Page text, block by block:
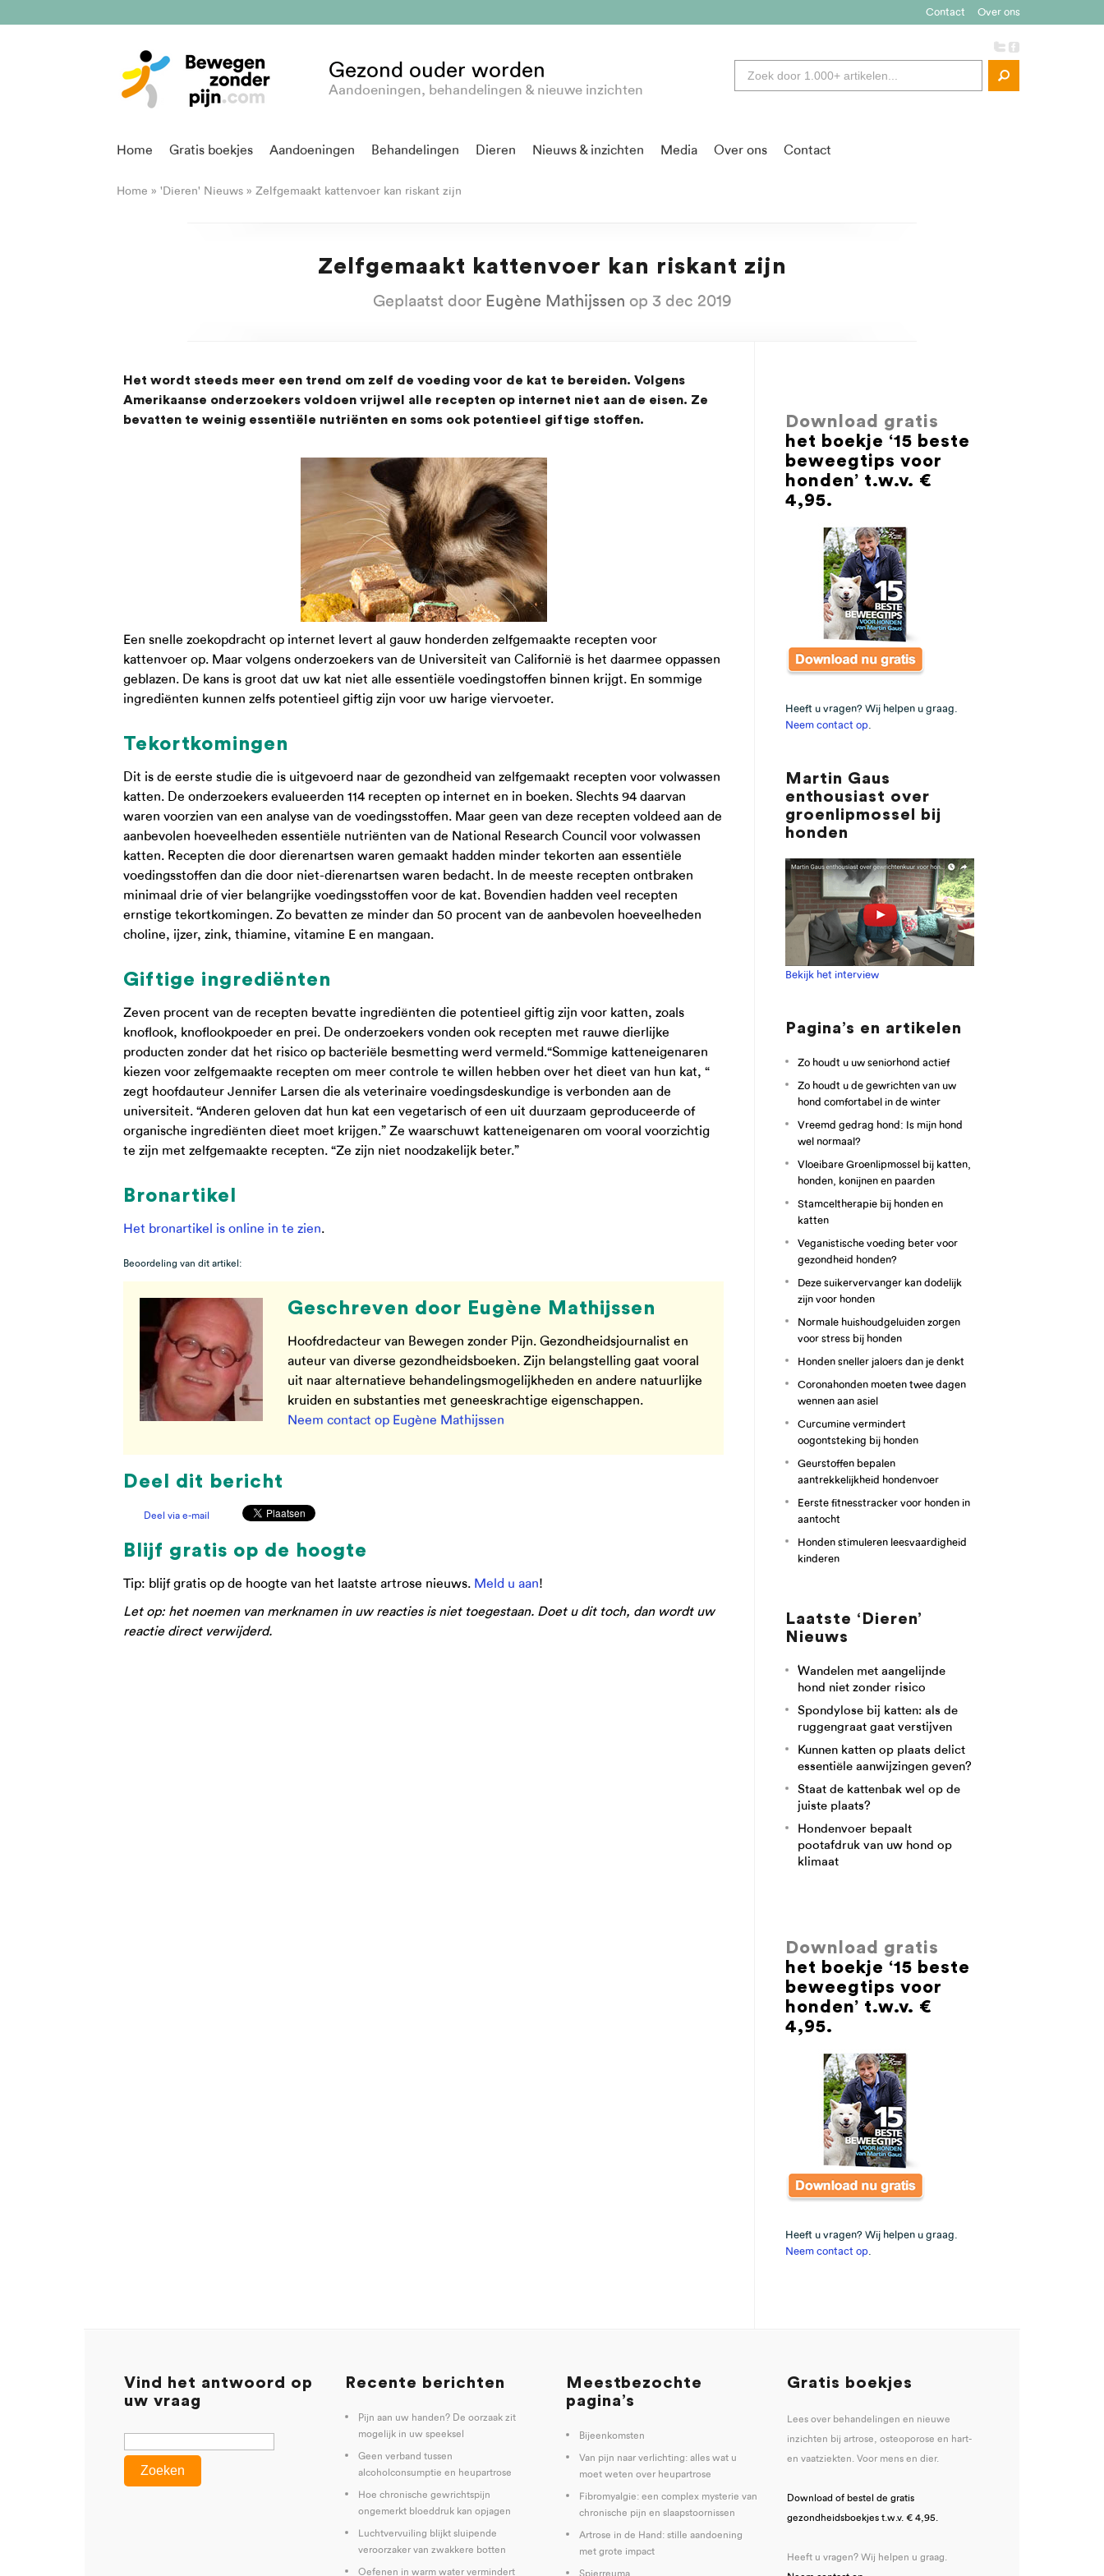
Over ons
Contact
Gezond ouder worden
Aandoeningen, behandelingen & nieuwe inzichten
Home Gratis boekjes Aandoeningen Behandelingen Dieren Nieuws & inzichten Media Over ons Contact
Home » 'Dieren' Nieuws » Zelfgemaakt kattenvoer kan riskant zijn
Zelfgemaakt kattenvoer kan riskant zijn
Geplaatst door Eugène Mathijssen op 3 dec 2019
Het wordt steeds meer een trend om zelf de voeding voor de kat te bereiden. Volgens
Amerikaanse onderzoekers voldoen vrijwel alle recepten op internet niet aan de eisen. Ze
bevatten te weinig essentiële nutriënten en soms ook potentieel giftige stoffen.
Een snelle zoekopdracht op internet levert al gauw honderden zelfgemaakte recepten voor
kattenvoer op. Maar volgens onderzoekers van de Universiteit van Californië is het daarmee oppassen
geblazen. De kans is groot dat uw kat niet alle essentiële voedingstoffen binnen krijgt. En sommige
ingrediënten kunnen zelfs potentieel giftig zijn voor uw harige viervoeter.
Tekortkomingen
Dit is de eerste studie die is uitgevoerd naar de gezondheid van zelfgemaakt recepten voor volwassen
katten. De onderzoekers evalueerden 114 recepten op internet en in boeken. Slechts 94 daarvan
waren voorzien van een analyse van de voedingsstoffen. Maar geen van deze recepten voldeed aan de
aanbevolen hoeveelheden essentiële nutriënten van de National Research Council voor volwassen
katten. Recepten die door dierenartsen waren gemaakt hadden minder tekorten aan essentiële
voedingsstoffen dan die door niet-dierenartsen waren bedacht. In de meeste recepten ontbraken
minimaal drie of vier belangrijke voedingsstoffen voor de kat. Bovendien hadden veel recepten
ernstige tekortkomingen. Zo bevatten ze minder dan 50 procent van de aanbevolen hoeveelheden
choline, ijzer, zink, thiamine, vitamine E en mangaan.
Giftige ingrediënten
Zeven procent van de recepten bevatte ingrediënten die potentieel giftig zijn voor katten, zoals
knoflook, knoflookpoeder en prei. De onderzoekers vonden ook recepten met rauwe dierlijke
producten zonder dat het risico op bacteriële besmetting werd vermeld.“Sommige katteneigenaren
kiezen voor zelfgemaakte recepten om meer controle te willen hebben over het dieet van hun kat, “
zegt hoofdauteur Jennifer Larsen die als veterinaire voedingsdeskundige is verbonden aan de
universiteit. “Anderen geloven dat hun kat een vegetarisch of een uit duurzaam geproduceerde of
organische ingrediënten dieet moet krijgen.” Ze waarschuwt katteneigenaren om vooral voorzichtig
te zijn met zelfgemaakte recepten. “Ze zijn niet noodzakelijk beter.”
Bronartikel
Het bronartikel is online in te zien.
Beoordeling van dit artikel:
Geschreven door Eugène Mathijssen
Hoofdredacteur van Bewegen zonder Pijn. Gezondheidsjournalist en
auteur van diverse gezondheidsboeken. Zijn belangstelling gaat vooral
uit naar alternatieve behandelingsmogelijkheden en andere natuurlijke
kruiden en substanties met geneeskrachtige eigenschappen.
Neem contact op Eugène Mathijssen
Deel dit bericht
Deel via e-mail
Blijf gratis op de hoogte
Tip: blijf gratis op de hoogte van het laatste artrose nieuws. Meld u aan!
Let op: het noemen van merknamen in uw reacties is niet toegestaan. Doet u dit toch, dan wordt uw
reactie direct verwijderd.
Download gratis
het boekje ‘15 beste
beweegtips voor
honden’ t.w.v. €
4,95.
Heeft u vragen? Wij helpen u graag.
Neem contact op
Martin Gaus
enthousiast over
groenlipmossel bij
honden
Bekijk het interview
Pagina’s en artikelen
Zo houdt u uw seniorhond actief
Zo houdt u de gewrichten van uw
hond comfortabel in de winter
Vreemd gedrag hond: Is mijn hond
wel normaal?
Vloeibare Groenlipmossel bij katten,
honden, konijnen en paarden
Stamceltherapie bij honden en
katten
Veganistische voeding beter voor
gezondheid honden?
Deze suikervervanger kan dodelijk
zijn voor honden
Normale huishoudgeluiden zorgen
voor stress bij honden
Honden sneller jaloers dan je denkt
Coronahonden moeten twee dagen
wennen aan asiel
Curcumine vermindert
oogontsteking bij honden
Geurstoffen bepalen
aantrekkelijkheid hondenvoer
Eerste fitnesstracker voor honden in
aantocht
Honden stimuleren leesvaardigheid
kinderen
Laatste ‘Dieren’
Nieuws
Wandelen met aangelijnde
hond niet zonder risico
Spondylose bij katten: als de
ruggengraat gaat verstijven
Kunnen katten op plaats delict
essentiële aanwijzingen geven?
Staat de kattenbak wel op de
juiste plaats?
Hondenvoer bepaalt
pootafdruk van uw hond op
klimaat
Download gratis
het boekje ‘15 beste
beweegtips voor
honden’ t.w.v. €
4,95.
Heeft u vragen? Wij helpen u graag.
Neem contact op
Vind het antwoord op
uw vraag
Recente berichten
Pijn aan uw handen? De oorzaak zit
mogelijk in uw speeksel
Geen verband tussen
alcoholconsumptie en heupartrose
Hoe chronische gewrichtspijn
ongemerkt bloeddruk kan opjagen
Luchtvervuiling blijkt sluipende
veroorzaker van zwakkere botten
Oefenen in warm water vermindert
Meestbezochte
pagina’s
Bijeenkomsten
Van pijn naar verlichting: alles wat u
moet weten over heupartrose
Fibromyalgie: een complex mysterie van
chronische pijn en slaapstoornissen
Artrose in de Hand: stille aandoening
met grote impact
Spierreuma
Gratis boekjes
Lees over behandelingen en nieuwe
inzichten bij artrose, osteoporose en hart-
en vaatziekten. Voor mens en dier.
Download of bestel de gratis
gezondheidsboekjes t.w.v. € 4,95.
Heeft u vragen? Wij helpen u graag.